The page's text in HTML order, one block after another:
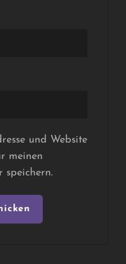
und Website
meinen
speichern.